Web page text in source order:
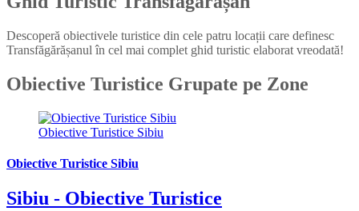
Descoperă obiectivele turistice din cele patru locații care definesc
Transfăgărășanul în cel mai complet ghid turistic elaborat vreodată!
Obiective Turistice Grupate pe Zone
Obiective Turistice Sibiu
Obiective Turistice Sibiu
Sibiu - Obiective Turistice